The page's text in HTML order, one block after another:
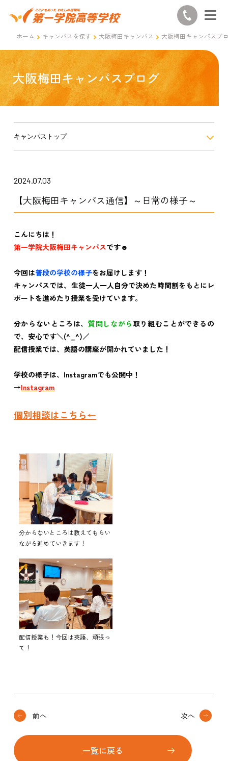
ホーム キャンパスを探す 大阪梅田キャンパス 大阪梅田キャンパスブ
大阪梅田キャンパスブログ
キャンパストップ
2024.07.03
【大阪梅田キャンパス通信】～日常の様子～
こんにちは！
第一学院大阪梅田キャンパスです☻
今回は普段の学校の様子をお届けします！
キャンパスでは、生徒一人一人自分で決めた時間割をもとにレ
ポートを進めたり授業を受けています。
分からないところは、質問しながら 取り組むことができるの
で、安心です＼(^_^)／
配信授業では、英語の講座が開かれていました！
学校の様子は、Instagramでも公開中！
→Instagram
個別相談はこちら←
分からないところは教えてもらい
ながら進めていきます！
配信授業も！今回は英語、頑張っ
て！
前へ
一覧に戻る
次へ